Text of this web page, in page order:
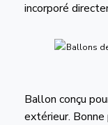
incorporé
Ballon conçu
extérieur.